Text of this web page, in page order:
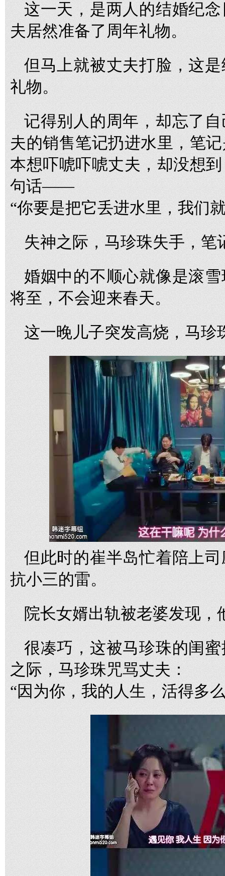
这一天，是两人的结婚纪
夫居然准备了周年礼物。
但马上就被丈夫打脸，这
礼物。
记得别人的周年，却忘了
夫的销售笔记扔进水里，笔
本想吓唬吓唬丈夫，却没想
句话——
“你要是把它丢进水里，我们
失神之际，马珍珠失手，笔
婚姻中的不顺心就像是滚
将至，不会迎来春天。
这一晚儿子突发高烧，马珍
但此时的崔半岛忙着陪上
抗小三的雷。
院长女婿出轨被老婆发现
很凑巧，这被马珍珠的闺
之际，马珍珠咒骂丈夫：
“因为你，我的人生，活得多